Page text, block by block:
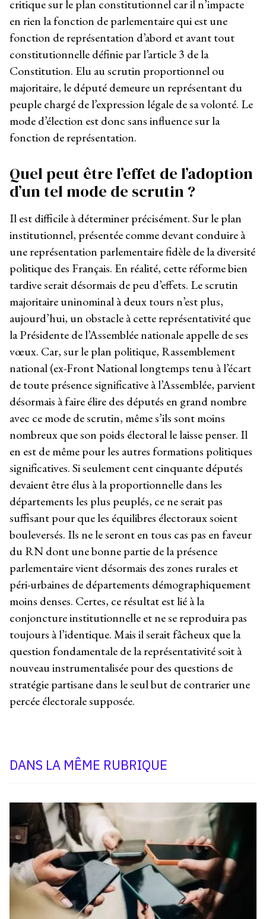
critique sur le plan constitutionnel car il n’impacte
en rien la fonction de parlementaire qui est une
fonction de représentation d’abord et avant tout
constitutionnelle définie par l’article 3 de la
Constitution. Elu au scrutin proportionnel ou
majoritaire, le député demeure un représentant du
peuple chargé de l’expression légale de sa volonté. Le
mode d’élection est donc sans influence sur la
fonction de représentation.
Quel peut être l’effet de l’adoption
d’un tel mode de scrutin ?
Il est difficile à déterminer précisément. Sur le plan
institutionnel, présentée comme devant conduire à
une représentation parlementaire fidèle de la diversité
politique des Français. En réalité, cette réforme bien
tardive serait désormais de peu d’effets. Le scrutin
majoritaire uninominal à deux tours n’est plus,
aujourd’hui, un obstacle à cette représentativité que
la Présidente de l’Assemblée nationale appelle de ses
vœux. Car, sur le plan politique, Rassemblement
national (ex-Front National longtemps tenu à l’écart
de toute présence significative à l’Assemblée, parvient
désormais à faire élire des députés en grand nombre
avec ce mode de scrutin, même s’ils sont moins
nombreux que son poids électoral le laisse penser. Il
en est de même pour les autres formations politiques
significatives. Si seulement cent cinquante députés
devaient être élus à la proportionnelle dans les
départements les plus peuplés, ce ne serait pas
suffisant pour que les équilibres électoraux soient
bouleversés. Ils ne le seront en tous cas pas en faveur
du RN dont une bonne partie de la présence
parlementaire vient désormais des zones rurales et
péri-urbaines de départements démographiquement
moins denses. Certes, ce résultat est lié à la
conjoncture institutionnelle et ne se reproduira pas
toujours à l’identique. Mais il serait fâcheux que la
question fondamentale de la représentativité soit à
nouveau instrumentalisée pour des questions de
stratégie partisane dans le seul but de contrarier une
percée électorale supposée.
DANS LA MÊME RUBRIQUE